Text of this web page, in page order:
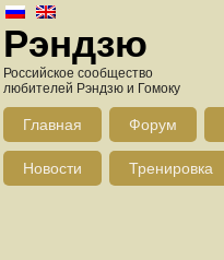
Рэндзю
Российское сообщество
любителей Рэндзю и Гомоку
Главная Форум
Новости Тренировка